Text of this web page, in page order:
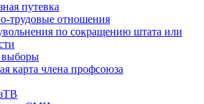
путевка
трудовые отношения
по сокращению штата или
карта члена профсоюза